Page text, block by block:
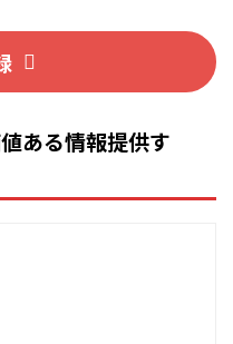
ある情報提供す